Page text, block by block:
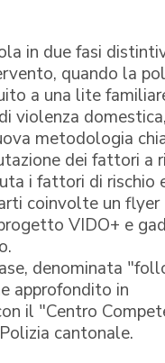
in due fasi
quando la
a una lite
violenza
metodologia
dei fattori a
i fattori di rischio
coinvolte un flyer
VIDO+ e
denominata
approfondito in
il "Centro
cantonale.